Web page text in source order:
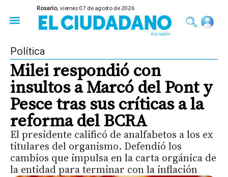
Rosario,viernes 07 de agosto de 2026
Política
Milei respondió con
insultos a Marcó del Pont y
Pesce tras sus críticas a la
reforma del BCRA
El presidente calificó de analfabetos a los ex
titulares del organismo. Defendió los
cambios que impulsa en la carta orgánica de
la entidad para terminar con la inflación